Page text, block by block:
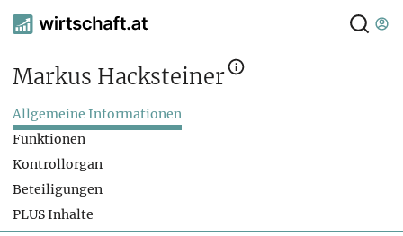
Markus Hacksteiner
Allgemeine Informationen
Funktionen
Kontrollorgan
Beteiligungen
PLUS Inhalte